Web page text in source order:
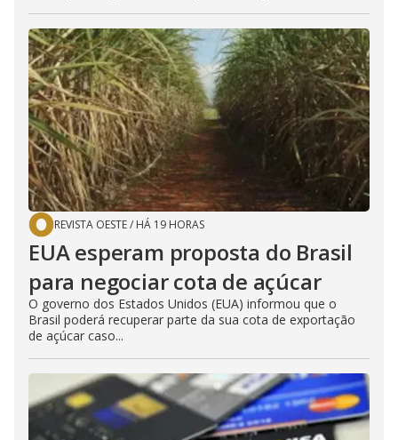
REVISTA OESTE/ HÁ 19 HORAS
EUA esperam proposta do Brasil
para negociar cota de açúcar
O governo dos Estados Unidos (EUA) informou que o
Brasil poderá recuperar parte da sua cota de exportação
de açúcar caso...